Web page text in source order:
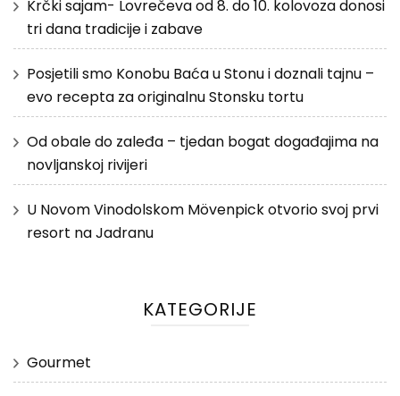
Krčki sajam- Lovrečeva od 8. do 10. kolovoza donosi
tri dana tradicije i zabave
Posjetili smo Konobu Baća u Stonu i doznali tajnu –
evo recepta za originalnu Stonsku tortu
Od obale do zaleđa – tjedan bogat događajima na
novljanskoj rivijeri
U Novom Vinodolskom Mövenpick otvorio svoj prvi
resort na Jadranu
KATEGORIJE
Gourmet